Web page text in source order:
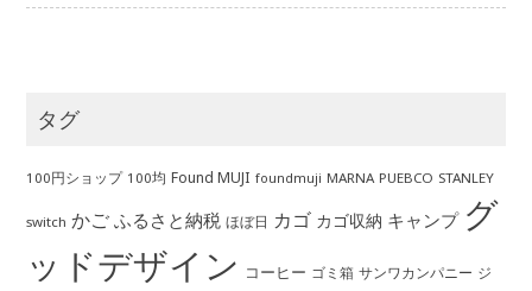
タグ
100円ショップ 100均 Found MUJI foundmuji MARNA PUEBCO STANLEY
switch かご ふるさと納税 ほぼ日 カゴ カゴ収納 キャンプ グ
ッドデザイン コーヒー ゴミ箱 サンワカンパニー ジ